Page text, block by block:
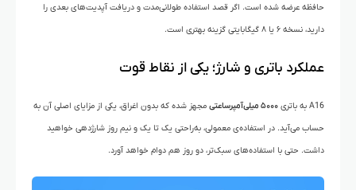
حافظه عرضه شده است. اگر قصد استفاده طولانی‌مدت و دریافت آپدیت‌های بعدی را
دارید، نسخه ۶ یا ۸ گیگابایتی گزینه بهتری است.
عملکرد باتری و شارژ؛ یکی از نقاط قوت
A16 به باتری ۵۰۰۰ میلی‌آمپرساعتی مجهز شده که بدون اغراق، یکی از مزایای اصلی آن به
حساب می‌آید. در استفاده‌ی معمولی، به‌راحتی یک تا یک و نیم روز شارژدهی خواهید
داشت. حتی با استفاده‌های سبک‌تر، دو روز هم دوام خواهد آورد.